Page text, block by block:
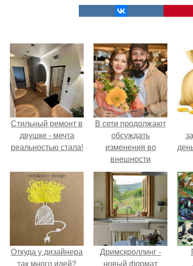
Стильный ремонт в
двушке - мечта
реальностью стала!
В сети продолжают
обсуждать
изменения во
внешности
актрисы.
Откуда у дизайнера
так много идей?
Дримскроллинг -
новый формат